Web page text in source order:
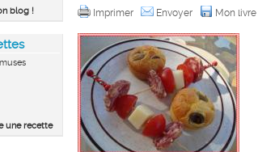
blog !
une recette
Imprimer Envoyer Mon livre